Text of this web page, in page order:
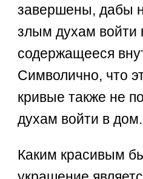
завершены, дабы
злым духам войти
содержащееся
Символично, что
кривые также не
духам войти в дом.
Каким красивым